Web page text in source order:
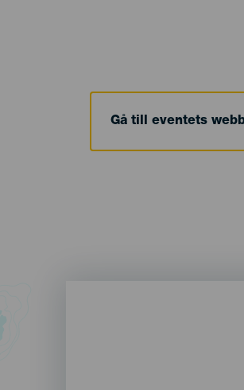
Gå till eventets